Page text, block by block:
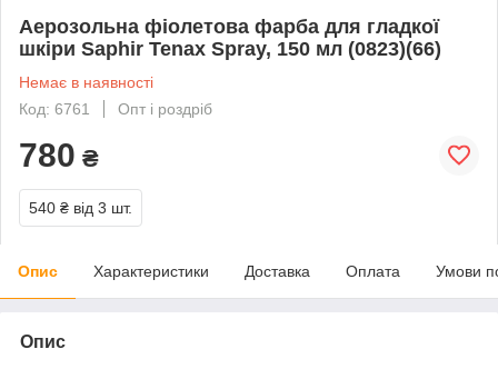
Аерозольна фіолетова фарба для гладкої
шкіри Saphir Tenax Spray, 150 мл (0823)(66)
Немає в наявності
Код: 6761
Опт і роздріб
780 ₴
540 ₴ від 3 шт.
Опис Характеристики Доставка Оплата Умови
Опис